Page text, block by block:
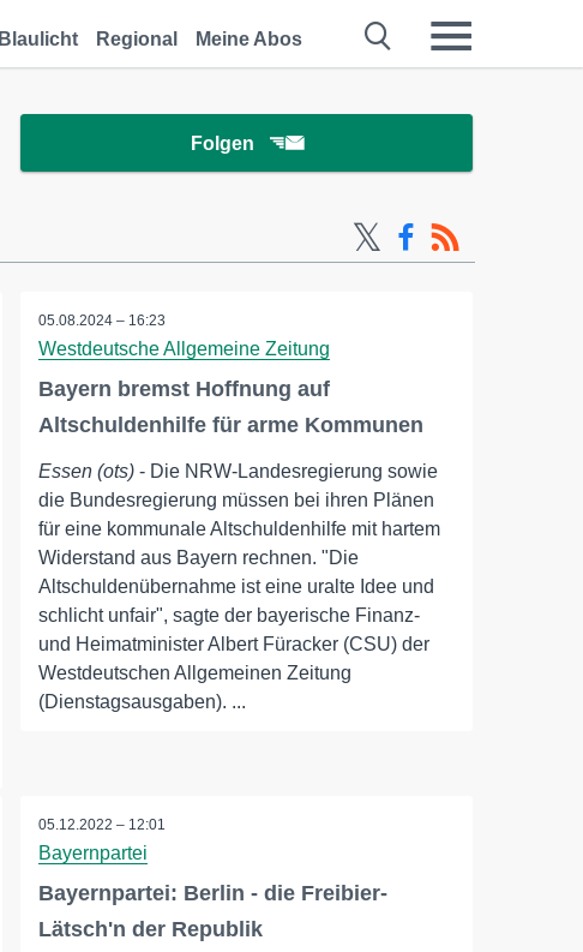
Blaulicht Regional Meine Abos
Folgen
05.08.2024 – 16:23
Westdeutsche Allgemeine Zeitung
Bayern bremst Hoffnung auf
Altschuldenhilfe für arme Kommunen
Essen (ots) - Die NRW-Landesregierung sowie
die Bundesregierung müssen bei ihren Plänen
für eine kommunale Altschuldenhilfe mit hartem
Widerstand aus Bayern rechnen. "Die
Altschuldenübernahme ist eine uralte Idee und
schlicht unfair", sagte der bayerische Finanz-
und Heimatminister Albert Füracker (CSU) der
Westdeutschen Allgemeinen Zeitung
(Dienstagsausgaben). ...
05.12.2022 – 12:01
Bayernpartei
Bayernpartei: Berlin - die Freibier-
Lätsch'n der Republik